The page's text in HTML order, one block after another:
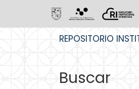
REPOSITORIO
Buscar